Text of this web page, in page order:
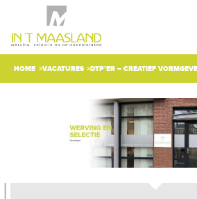
HOME VACATURES DTP’ER – CREATIEF